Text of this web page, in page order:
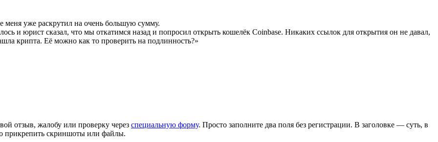
меня уже раскрутил на очень большую сумму.
и юрист сказал, что мы откатимся назад и попросил открыть кошелёк Coinbase. Никаких ссылок для открытия он не давал,
крипта. Её можно как то проверить на подлинность?»
отзыв, жалобу или проверку через специальную форму. Просто заполните два поля без регистрации. В заголовке — суть, в
прикрепить скриншоты или файлы.